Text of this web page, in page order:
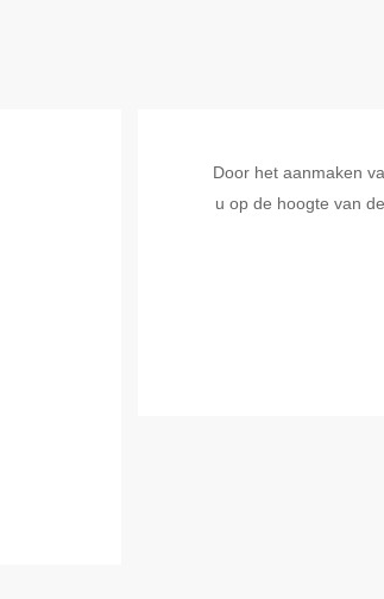
Door het aanmaken
u op de hoogte van